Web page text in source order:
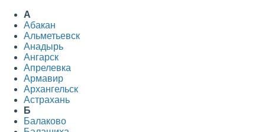
А
Абакан
Альметьевск
Анадырь
Ангарск
Апрелевка
Армавир
Архангельск
Астрахань
Б
Балаково